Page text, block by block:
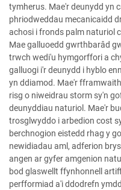
tymherus. Mae'r deunydd yn
phriodweddau mecanicaidd
achosi i fronds palm naturiol
Mae galluoedd gwrthbarâd
trwch wedi'u hymgorffori a
galluogi i'r deunydd i hyblo
yn ddiamod. Mae'r
risg o niweidrau storm sy'n
deunyddiau naturiol. Mae'r
trosglwyddo i arbedion cost
berchnogion eistedd rhag y
newidiadau aml, adferion
angen ar gyfer amgenion
bod glaswellt ffynhonnell
perfformiad a'i ddodrefn